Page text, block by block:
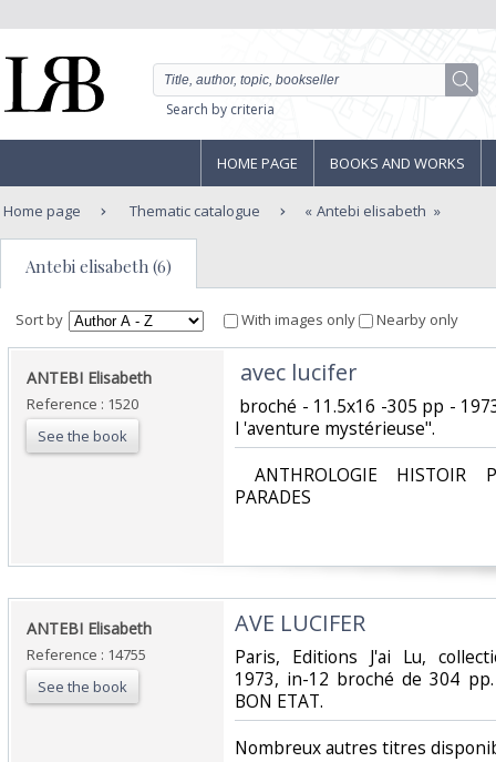
Search by criteria
HOME PAGE BOOKS AND WORKS
Home page Thematic catalogue Antebi elisabeth
Antebi elisabeth (6)
Sort by With images only Nearby only
‎ANTEBI Elisabeth‎
Reference : 1520
See the book
‎ avec lucifer‎
broché - 11.5x16 -305 pp -
l 'aventure mystérieuse".‎
ANTHROLOGIE HISTOIR
PARADES‎
‎ANTEBI Elisabeth‎
Reference : 14755
See the book
‎AVE LUCIFER‎
‎Paris, Editions J'ai Lu,
1973, in-12 broché de 304
BON ETAT.‎
‎Nombreux autres titres